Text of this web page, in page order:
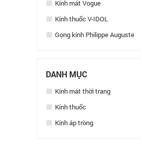
Kính mát Vogue
Kính thuốc V-IDOL
Gọng kính Philippe Auguste
DANH MỤC
Kính mát thời trang
Kính thuốc
Kính áp tròng